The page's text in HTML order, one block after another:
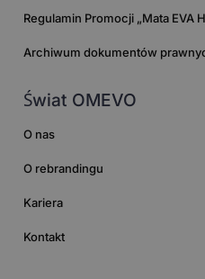
Regulamin Promocji „Mata EVA
Archiwum dokumentów
Świat OMEVO
O nas
O rebrandingu
Kariera
Kontakt